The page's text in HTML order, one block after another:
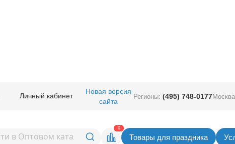
Личный кабинет
Новая версия
сайта
Регионы: (495) 748-0177
0
Товары для праздника
Вернуться в раздел Ассорти из круглых